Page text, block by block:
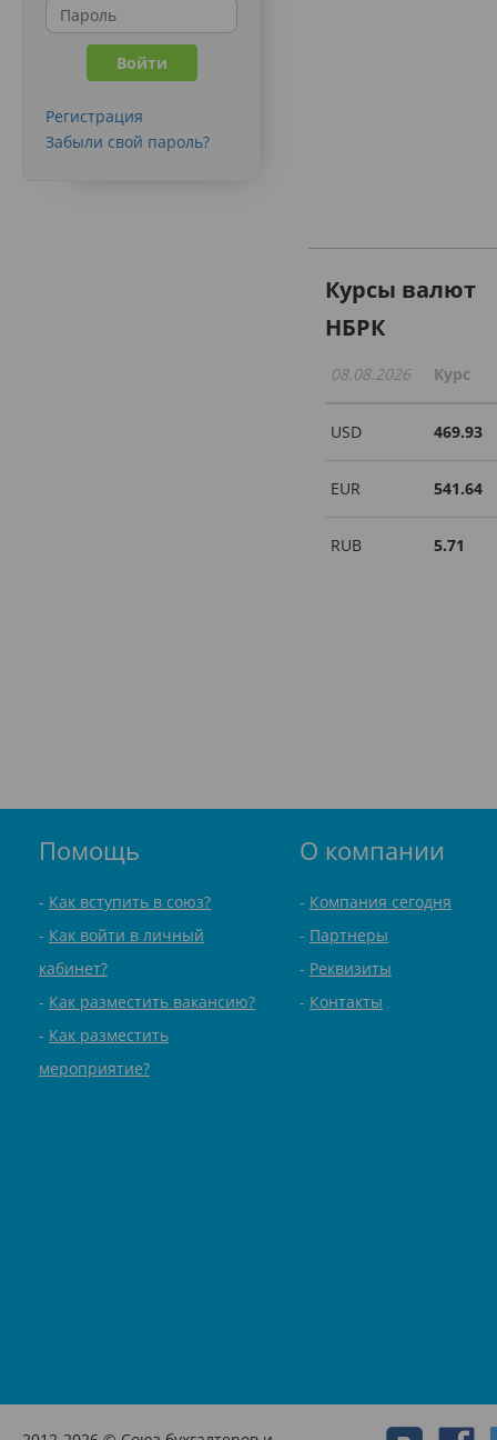
Регистрация
Забыли свой пароль?
Курсы валют
НБРК
08.08.2026 Курс
USD 469.93
EUR 541.64
RUB 5.71
Помощь
Как вступить в союз?
Как войти в личный
кабинет?
Как разместить вакансию?
Как разместить
мероприятие?
О компании
Компания сегодня
Партнеры
Реквизиты
Контакты